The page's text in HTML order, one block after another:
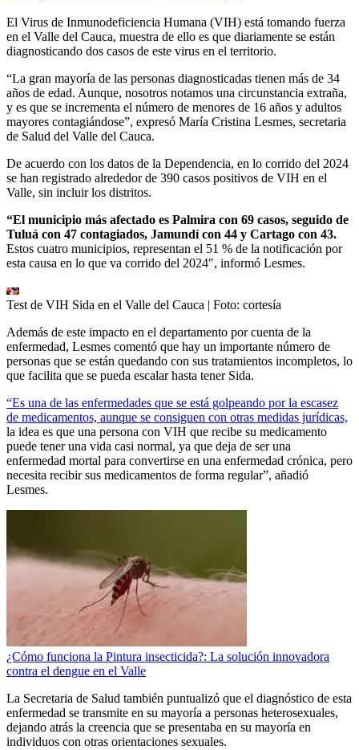
El Virus de Inmunodeficiencia Humana (VIH) está tomando fuerza
en el Valle del Cauca, muestra de ello es que diariamente se están
diagnosticando dos casos de este virus en el territorio.
“La gran mayoría de las personas diagnosticadas tienen más de 34
años de edad. Aunque, nosotros notamos una circunstancia extraña,
y es que se incrementa el número de menores de 16 años y adultos
mayores contagiándose”, expresó María Cristina Lesmes, secretaria
de Salud del Valle del Cauca.
De acuerdo con los datos de la Dependencia, en lo corrido del 2024
se han registrado alrededor de 390 casos positivos de VIH en el
Valle, sin incluir los distritos.
“El municipio más afectado es Palmira con 69 casos, seguido de
Tuluá con 47 contagiados, Jamundí con 44 y Cartago con 43.
Estos cuatro municipios, representan el 51 % de la notificación por
esta causa en lo que va corrido del 2024″, informó Lesmes.
Test de VIH Sida en el Valle del Cauca | Foto: cortesía
Además de este impacto en el departamento por cuenta de la
enfermedad, Lesmes comentó que hay un importante número de
personas que se están quedando con sus tratamientos incompletos, lo
que facilita que se pueda escalar hasta tener Sida.
“Es una de las enfermedades que se está golpeando por la escasez
de medicamentos, aunque se consiguen con otras medidas jurídicas,
la idea es que una persona con VIH que recibe su medicamento
puede tener una vida casi normal, ya que deja de ser una
enfermedad mortal para convertirse en una enfermedad crónica, pero
necesita recibir sus medicamentos de forma regular”, añadió
Lesmes.
¿Cómo funciona la Pintura insecticida?: La solución innovadora
contra el dengue en el Valle
La Secretaria de Salud también puntualizó que el diagnóstico de esta
enfermedad se transmite en su mayoría a personas heterosexuales,
dejando atrás la creencia que se presentaba en su mayoría en
individuos con otras orientaciones sexuales.